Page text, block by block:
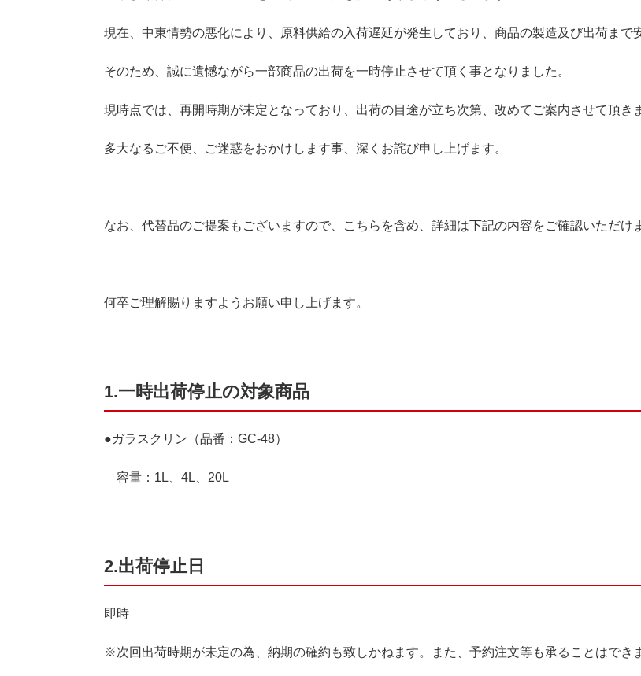
現在、中東情勢の悪化により、原料供給の入荷遅延が発生しており、商品の製造及び出荷まで
そのため、誠に遺憾ながら一部商品の出荷を一時停止させて頂く事となりました。
現時点では、再開時期が未定となっており、出荷の目途が立ち次第、改めてご案内させて頂き
多大なるご不便、ご迷惑をおかけします事、深くお詫び申し上げます。
なお、代替品のご提案もございますので、こちらを含め、詳細は下記の内容をご確認いただけ
何卒ご理解賜りますようお願い申し上げます。
1.一時出荷停止の対象商品
●ガラスクリン（品番：GC-48）
容量：1L、4L、20L
2.出荷停止日
即時
※次回出荷時期が未定の為、納期の確約も致しかねます。また、予約注文等も承ることはでき